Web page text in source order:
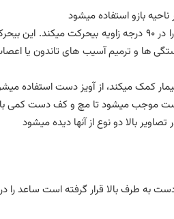
بازو استفاده میشود
از آویز دست برای مدتی بیحرکت کردن مفصل آرنج استفاده
ها و ترمیم آسیب های تاندون یا
کمک میکند، از آویز دست
موجب میشود تا مچ و کف دست کمی
بالا دو نوع از آنها دیده میشود